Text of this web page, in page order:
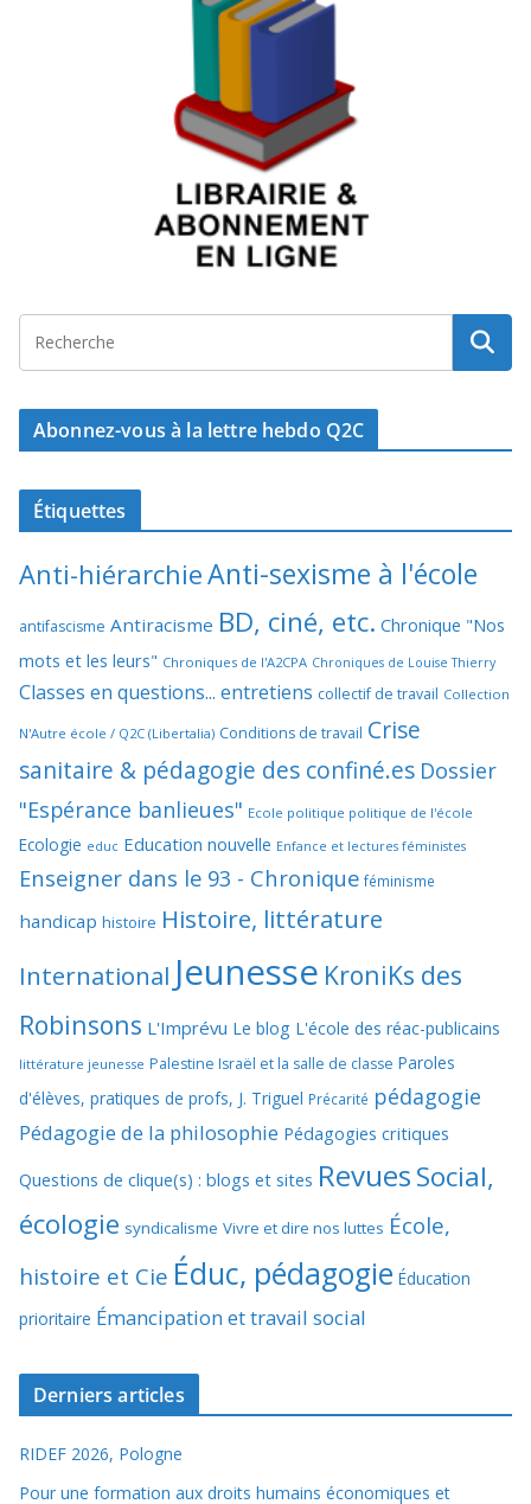
Abonnez-vous à la lettre hebdo Q2C
Étiquettes
Anti-hiérarchieAnti-sexisme à l'école
antifascisme Antiracisme BD, ciné, etc. Chronique "Nos
mots et les leurs" Chroniques de l'A2CPA Chroniques de Louise Thierry
Classes en questions... entretiens collectif de travail Collection
N'Autre école / Q2C (Libertalia) Conditions de travail Crise
sanitaire & pédagogie des confiné.es Dossier
"Espérance banlieues" Ecole politique politique de l'école
Ecologie educ Education nouvelle Enfance et lectures féministes
Enseigner dans le 93 - Chronique féminisme
handicap histoire Histoire, littérature
International Jeunesse KroniKs des
Robinsons L'Imprévu Le blog L'école des réac-publicains
littérature jeunesse Palestine Israël et la salle de classe Paroles
d'élèves, pratiques de profs, J. Triguel Précarité pédagogie
Pédagogie de la philosophie Pédagogies critiques
Questions de clique(s) : blogs et sites RevuesSocial,
écologie syndicalisme Vivre et dire nos luttes École,
histoire et Cie Éduc, pédagogie Éducation
prioritaire Émancipation et travail social
Derniers articles
RIDEF 2026, Pologne
Pour une formation aux droits humains économiques et